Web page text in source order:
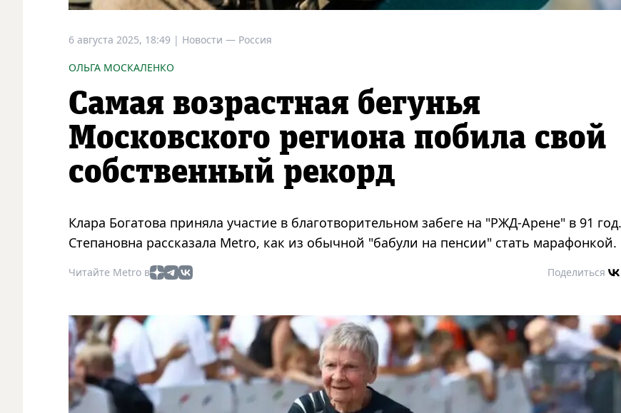
6 августа 2025, 18:49 | Новости — Россия
ОЛЬГА МОСКАЛЕНКО
Самая возрастная бегунья
Московского региона побила свой
собственный рекорд
Клара Богатова приняла участие в благотворительном забеге на "РЖД-Арене" в 91
Степановна рассказала Metro, как из обычной "бабули на пенсии" стать марафонкой.
Читайте Metro в Поделиться